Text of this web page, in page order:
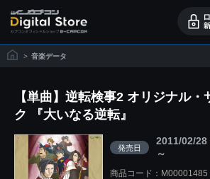
> 音楽データ
【単曲】逆転検事2 オリジナル・
ク 『大いなる逆転』
発売日
2011/02/28
～
商品コード：M00001485